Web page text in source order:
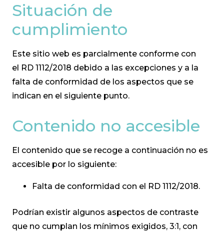
Situación de
cumplimiento
Este sitio web es parcialmente conforme con
el RD 1112/2018 debido a las excepciones y a la
falta de conformidad de los aspectos que se
indican en el siguiente punto.
Contenido no accesible
El contenido que se recoge a continuación no es
accesible por lo siguiente:
Falta de conformidad con el RD 1112/2018.
Podrían existir algunos aspectos de contraste
que no cumplan los mínimos exigidos, 3:1, con